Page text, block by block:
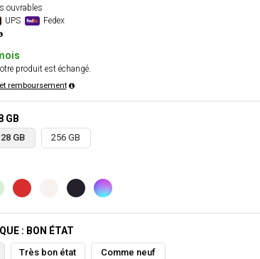
ouvrables
UPS Fedex
produit est échangé.
remboursement
GB
GB 256 GB
: BON ÉTAT
Très bon état
Comme neuf